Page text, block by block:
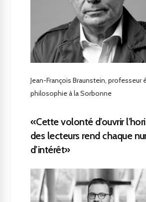
Jean-François Braunstein, professeur
philosophie à la Sorbonne
«Cette volonté d’ouvrir
des lecteurs rend chaque
d’intérêt»